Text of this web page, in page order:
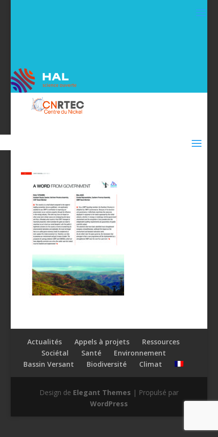
Actualités Appels à projets
Ressources
Sociétal
Santé
Environnement
Bassin Versant
Biodiversité Climat
Design de Elegant Themes | Propulsé par
WordPress